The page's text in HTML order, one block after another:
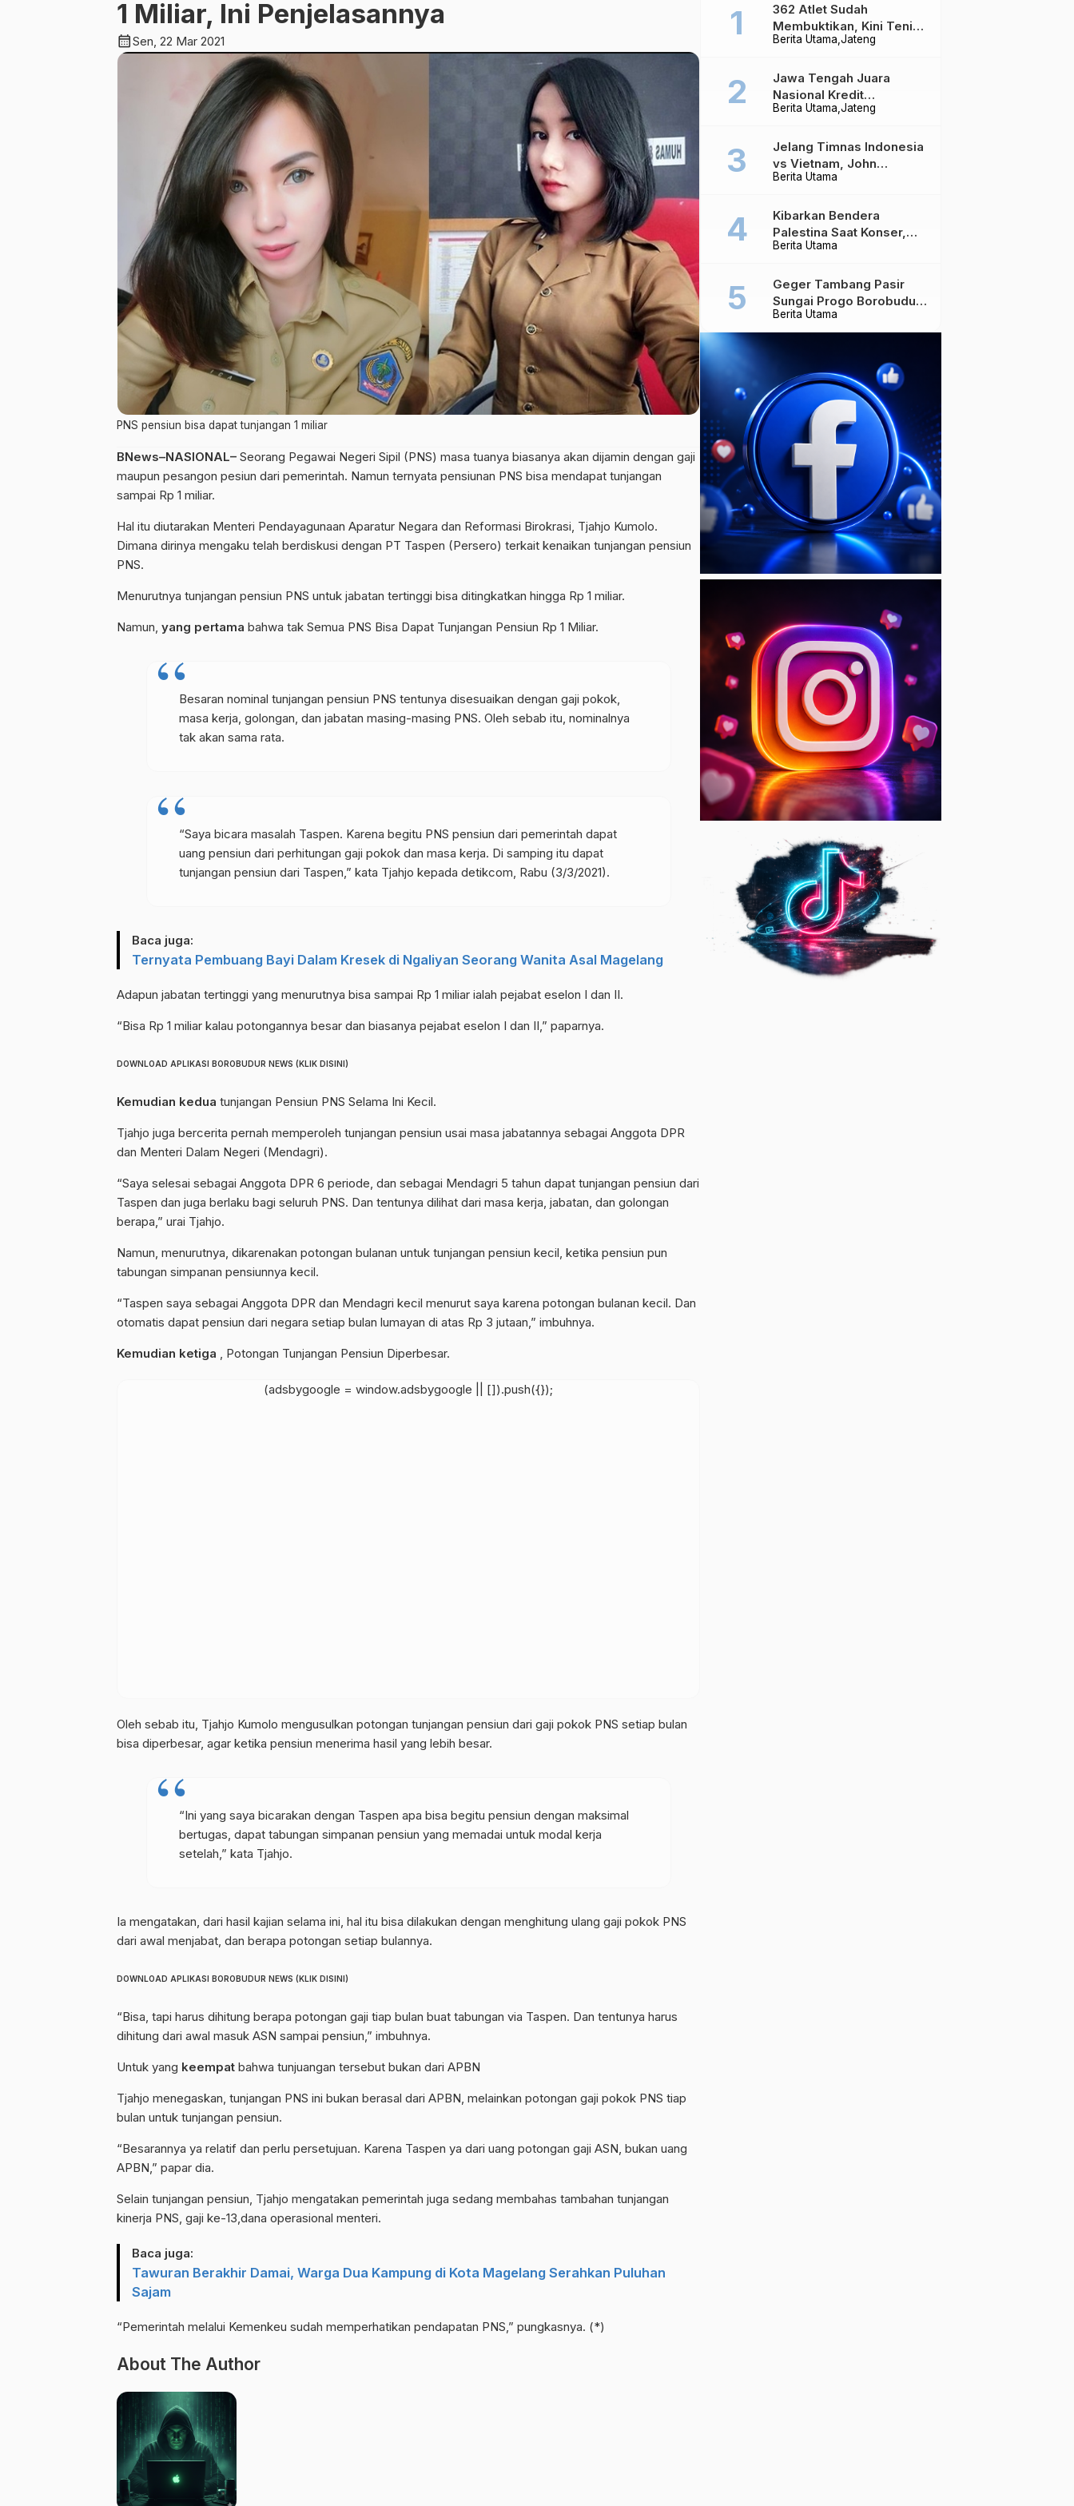
1 Miliar, Ini Penjelasannya
calendar_monthSen, 22 Mar 2021
PNS pensiun bisa dapat tunjangan 1 miliar
BNews–NASIONAL– Seorang Pegawai Negeri Sipil (PNS) masa tuanya biasanya akan dijamin dengan gaji
maupun pesangon pesiun dari pemerintah. Namun ternyata pensiunan PNS bisa mendapat tunjangan
sampai Rp 1 miliar.
Hal itu diutarakan Menteri Pendayagunaan Aparatur Negara dan Reformasi Birokrasi, Tjahjo Kumolo.
Dimana dirinya mengaku telah berdiskusi dengan PT Taspen (Persero) terkait kenaikan tunjangan pensiun
PNS.
Menurutnya tunjangan pensiun PNS untuk jabatan tertinggi bisa ditingkatkan hingga Rp 1 miliar.
Namun, yang pertama bahwa tak Semua PNS Bisa Dapat Tunjangan Pensiun Rp 1 Miliar.
Besaran nominal tunjangan pensiun PNS tentunya disesuaikan dengan gaji pokok,
masa kerja, golongan, dan jabatan masing-masing PNS. Oleh sebab itu, nominalnya
tak akan sama rata.
“Saya bicara masalah Taspen. Karena begitu PNS pensiun dari pemerintah dapat
uang pensiun dari perhitungan gaji pokok dan masa kerja. Di samping itu dapat
tunjangan pensiun dari Taspen,” kata Tjahjo kepada detikcom, Rabu (3/3/2021).
Baca juga:
Ternyata Pembuang Bayi Dalam Kresek di Ngaliyan Seorang Wanita Asal Magelang
Adapun jabatan tertinggi yang menurutnya bisa sampai Rp 1 miliar ialah pejabat eselon I dan II.
“Bisa Rp 1 miliar kalau potongannya besar dan biasanya pejabat eselon I dan II,” paparnya.
DOWNLOAD APLIKASI BOROBUDUR NEWS (KLIK DISINI)
Kemudian kedua tunjangan Pensiun PNS Selama Ini Kecil.
Tjahjo juga bercerita pernah memperoleh tunjangan pensiun usai masa jabatannya sebagai Anggota DPR
dan Menteri Dalam Negeri (Mendagri).
“Saya selesai sebagai Anggota DPR 6 periode, dan sebagai Mendagri 5 tahun dapat tunjangan pensiun dari
Taspen dan juga berlaku bagi seluruh PNS. Dan tentunya dilihat dari masa kerja, jabatan, dan golongan
berapa,” urai Tjahjo.
Namun, menurutnya, dikarenakan potongan bulanan untuk tunjangan pensiun kecil, ketika pensiun pun
tabungan simpanan pensiunnya kecil.
“Taspen saya sebagai Anggota DPR dan Mendagri kecil menurut saya karena potongan bulanan kecil. Dan
otomatis dapat pensiun dari negara setiap bulan lumayan di atas Rp 3 jutaan,” imbuhnya.
Kemudian ketiga , Potongan Tunjangan Pensiun Diperbesar.
(adsbygoogle = window.adsbygoogle || []).push({});
Oleh sebab itu, Tjahjo Kumolo mengusulkan potongan tunjangan pensiun dari gaji pokok PNS setiap bulan
bisa diperbesar, agar ketika pensiun menerima hasil yang lebih besar.
“Ini yang saya bicarakan dengan Taspen apa bisa begitu pensiun dengan maksimal
bertugas, dapat tabungan simpanan pensiun yang memadai untuk modal kerja
setelah,” kata Tjahjo.
Ia mengatakan, dari hasil kajian selama ini, hal itu bisa dilakukan dengan menghitung ulang gaji pokok PNS
dari awal menjabat, dan berapa potongan setiap bulannya.
DOWNLOAD APLIKASI BOROBUDUR NEWS (KLIK DISINI)
“Bisa, tapi harus dihitung berapa potongan gaji tiap bulan buat tabungan via Taspen. Dan tentunya harus
dihitung dari awal masuk ASN sampai pensiun,” imbuhnya.
Untuk yang keempat bahwa tunjuangan tersebut bukan dari APBN
Tjahjo menegaskan, tunjangan PNS ini bukan berasal dari APBN, melainkan potongan gaji pokok PNS tiap
bulan untuk tunjangan pensiun.
“Besarannya ya relatif dan perlu persetujuan. Karena Taspen ya dari uang potongan gaji ASN, bukan uang
APBN,” papar dia.
Selain tunjangan pensiun, Tjahjo mengatakan pemerintah juga sedang membahas tambahan tunjangan
kinerja PNS, gaji ke-13,dana operasional menteri.
Baca juga:
Tawuran Berakhir Damai, Warga Dua Kampung di Kota Magelang Serahkan Puluhan
Sajam
“Pemerintah melalui Kemenkeu sudah memperhatikan pendapatan PNS,” pungkasnya. (*)
About The Author
Berita Utama Jateng
362 Atlet Sudah
Membuktikan, Kini Tenis
Meja Jateng Dibidik Jadi
Berita Utama Jateng
Jawa Tengah Juara
Nasional Kredit
Perumahan, Realisasi
Berita Utama
Jelang Timnas Indonesia
vs Vietnam, John
Herdman Ungkap Hal
Berita Utama
Kibarkan Bendera
Palestina Saat Konser,
Massive Attack Dilarang
Berita Utama
Geger Tambang Pasir
Sungai Progo Borobudur,
Warga Sambeng Hentikan
Alat Berat dan Usir Truk